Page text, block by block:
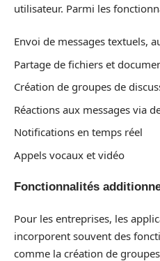
utilisateur. Parmi les
Envoi de messages textuels,
Partage de fichiers et
Création de groupes de
Réactions aux messages via
Notifications en temps réel
Appels vocaux et vidéo
Fonctionnalités
Pour les entreprises, les
incorporent souvent des
comme la création de